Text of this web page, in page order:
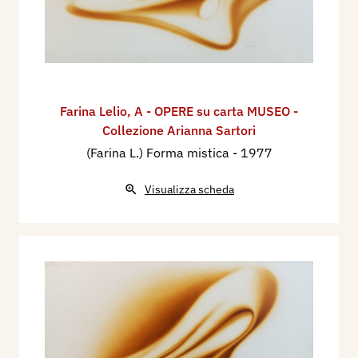
o semi in fase di sviluppo. L’aerografo dà luogo a
transizioni fluide e delicate tra le diverse tonalità,
esaltandone le qualità dinamiche e le vibrazioni.
preside la concezione diUscita dal cosmo, del
1975 (fig. 5). Le spirali colorate sembrano
convergere verso un nucleo attrattivo di luce
composizione. I vibranti accostamenti cromatici
arancione.
Dello stesso anno,Forme di vita cosmiche
si avvale ancora di una struttura spiraliforme che
qui assume però una conformazione quasi
Farina Lelio, A - OPERE su carta MUSEO -
Collezione Arianna Sartori
(Farina L.) Forma mistica - 1977
Visualizza scheda